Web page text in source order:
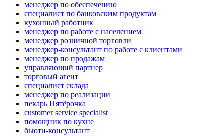
менеджер по обеспечению
специалист по банковским продуктам
кухонный работник
менеджер по работе с населением
менеджер розничной торговли
менеджер-консультант по работе с клиентами
менеджер по продажам
управляющий партнер
торговый агент
специалист склада
менеджер по реализации
пекарь Пятёрочка
customer service specialist
помощник по кухне
бьюти-консультант